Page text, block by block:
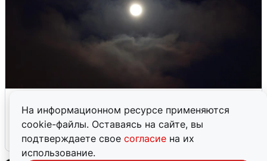
На информационном ресурсе применяются
cookie-файлы. Оставаясь на сайте, вы
подтверждаете свое согласие на их
использование.
после сигнала тревоги
5 августа 0